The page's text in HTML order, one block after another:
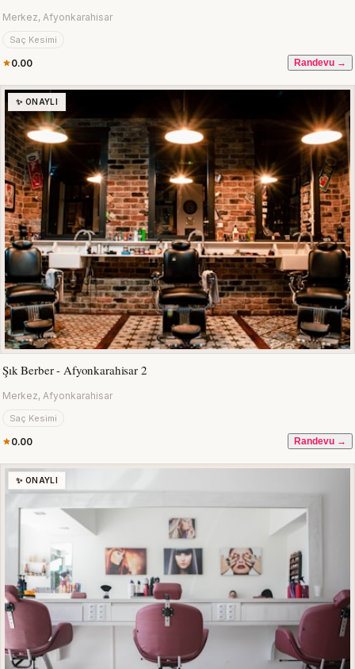
Merkez, Afyonkarahisar
Saç Kesimi
0.00 Randevu →
✨ ONAYLI
Şık Berber - Afyonkarahisar 2
Merkez, Afyonkarahisar
Saç Kesimi
0.00 Randevu →
✨ ONAYLI